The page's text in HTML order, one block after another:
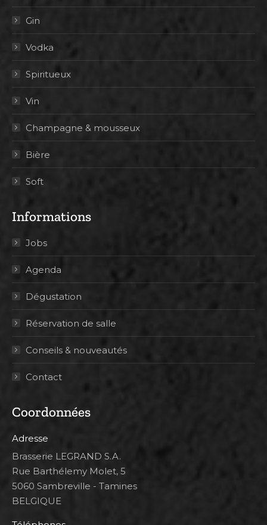
Gin
Vodka
Spiritueux
Vin
Champagne & mousseux
Bière
Soft
Informations
Jobs
Agenda
Dégustation
Réservation de salle
Conseils & nouveautés
Contact
Coordonnées
Adresse
Brasserie LEGRAND S.A.
Rue Barthélemy Molet, 5
5060 Sambreville - Tamines
BELGIQUE